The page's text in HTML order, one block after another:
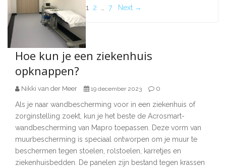
Hoe kun je een ziekenhuis
opknappen?
Nikki van der Meer 19 december 2023 0
Als je naar wandbescherming voor in een ziekenhuis of
zorginstelling zoekt, kun je het beste de Acrosmart-
wandbescherming van Mapro toepassen. Deze vorm van
muurbescherming is speciaal ontworpen om je muur te
beschermen tegen stoelen, rolstoelen, karretjes en
ziekenhuisbedden. De panelen zijn bestand tegen krassen
Berichten
paginering
1 2 7 Next →